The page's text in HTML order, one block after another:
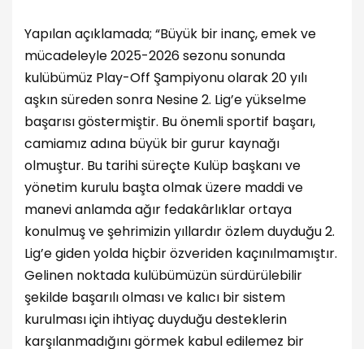
Yapılan açıklamada; “Büyük bir inanç, emek ve
mücadeleyle 2025-2026 sezonu sonunda
kulübümüz Play-Off Şampiyonu olarak 20 yılı
aşkın süreden sonra Nesine 2. Lig’e yükselme
başarısı göstermiştir. Bu önemli sportif başarı,
camiamız adına büyük bir gurur kaynağı
olmuştur. Bu tarihi süreçte Kulüp başkanı ve
yönetim kurulu başta olmak üzere maddi ve
manevi anlamda ağır fedakârlıklar ortaya
konulmuş ve şehrimizin yıllardır özlem duyduğu 2.
Lig’e giden yolda hiçbir özveriden kaçınılmamıştır.
Gelinen noktada kulübümüzün sürdürülebilir
şekilde başarılı olması ve kalıcı bir sistem
kurulması için ihtiyaç duyduğu desteklerin
karşılanmadığını görmek kabul edilemez bir